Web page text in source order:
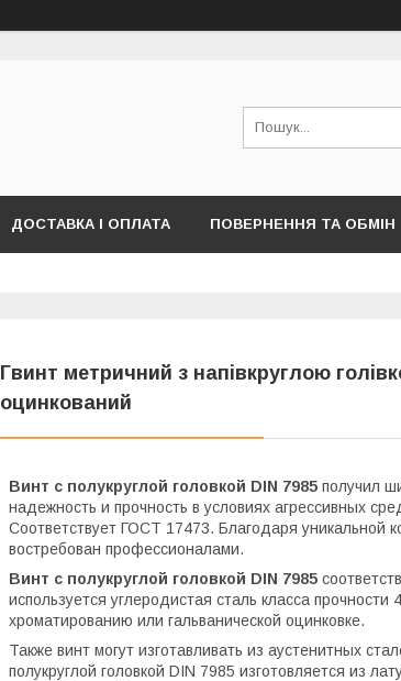
ДОСТАВКА І ОПЛАТА ПОВЕРНЕННЯ ТА ОБМІН
Гвинт метричний з напівкруглою
оцинкований
Винт с полукруглой головкой DIN 7985 получил
надежность и прочность в условиях агрессивных
Соответствует ГОСТ 17473. Благодаря уникальной
востребован профессионалами.
Винт с полукруглой головкой DIN 7985
используется углеродистая сталь класса
хроматированию или гальванической оцинковке.
Также винт могут изготавливать из аустенитных
полукруглой головкой DIN 7985 изготовляется из